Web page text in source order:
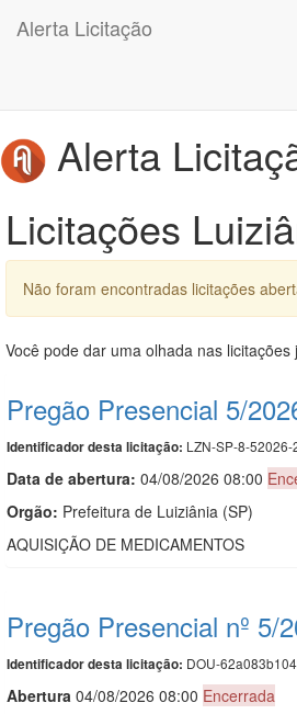
Alerta Licitação
Alerta
Licitações
Não foram encontradas licitações
Você pode dar uma olhada nas licitações
Pregão Presencial 5/
Identificador desta licitação: LZN-SP-8-52026-
Data de abertura: 04/08/2026 08:00
Orgão: Prefeitura de Luiziânia (SP)
AQUISIÇÃO DE MEDICAMENTOS
Pregão Presencial nº 5/
Identificador desta licitação: DOU-
Abertura 04/08/2026 08:00 Encerrada